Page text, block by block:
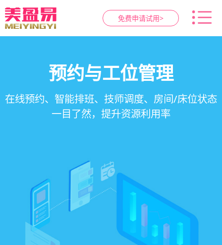
免费申请试用>
智慧养生馆管理系统
一站式解决养生馆预约、服务、会员、财务、营
销全流程数字化管理
会员营销&锁客
会员积分、套餐定制、精准营销、客户关怀，提
升复购率与客单价
预约与工位管理
在线预约、智能排班、技师调度、房间/床位状态
一目了然，提升资源利用率
健康档案与效果追踪
客户体质记录、服务方案执行、效果对比，数据
化展示服务价值